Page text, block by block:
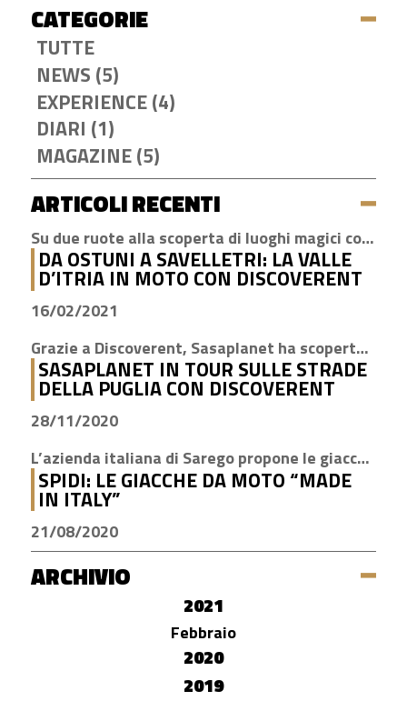
CATEGORIE
TUTTE
NEWS (5)
EXPERIENCE (4)
DIARI (1)
MAGAZINE (5)
ARTICOLI RECENTI
Su due ruote alla scoperta di luoghi magici come Cisternino, Locorotondo e Alberobello
DA OSTUNI A SAVELLETRI: LA VALLE
D’ITRIA IN MOTO CON DISCOVERENT
16/02/2021
Grazie a Discoverent, Sasaplanet ha scoperto la magia della nostra amata regione
SASAPLANET IN TOUR SULLE STRADE
DELLA PUGLIA CON DISCOVERENT
28/11/2020
L’azienda italiana di Sarego propone le giacche con la tecnologia H2Out, impermeabile, antivento e traspirante
SPIDI: LE GIACCHE DA MOTO “MADE
IN ITALY”
21/08/2020
ARCHIVIO
2021
Febbraio
2020
2019